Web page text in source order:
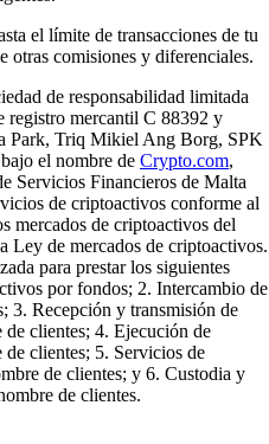
el límite de transacciones de tu
otras comisiones y diferenciales.
de responsabilidad limitada
registro mercantil C 88392 y
Park, Triq Mikiel Ang Borg, SPK
el nombre de Crypto.com,
Servicios Financieros de Malta
de criptoactivos conforme al
mercados de criptoactivos del
Ley de mercados de criptoactivos.
para prestar los siguientes
por fondos; 2. Intercambio de
3. Recepción y transmisión de
clientes; 4. Ejecución de
clientes; 5. Servicios de
de clientes; y 6. Custodia y
de clientes.